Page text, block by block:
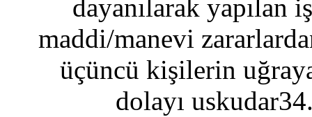
dayanılarak yapılan
maddi/manevi
üçüncü kişilerin
dolayı